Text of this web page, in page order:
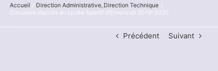
Accueil Direction Administrative Direction Technique
Circulaire d’accès au Lycée Sportif d’Elmenzah 2019-2020
Précédent Suivant